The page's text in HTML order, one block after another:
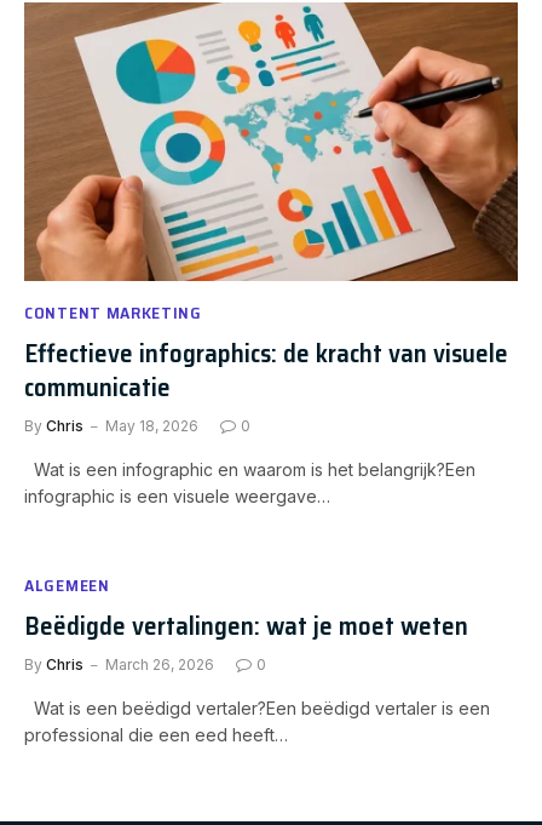
CONTENT MARKETING
Effectieve infographics: de kracht van visuele
communicatie
By Chris May 18, 2026 0
Wat is een infographic en waarom is het belangrijk?Een
infographic is een visuele weergave…
ALGEMEEN
Beëdigde vertalingen: wat je moet weten
By Chris March 26, 2026 0
Wat is een beëdigd vertaler?Een beëdigd vertaler is een
professional die een eed heeft…